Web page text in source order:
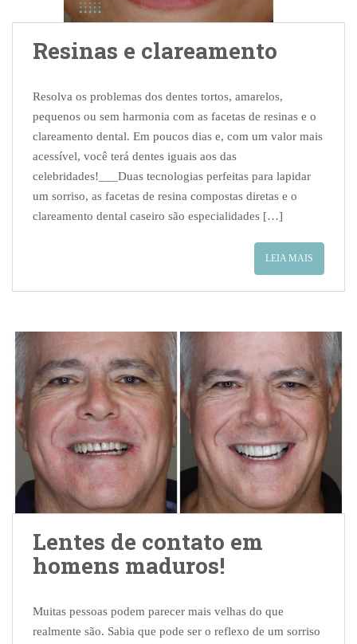
Resinas e clareamento
Resolva os problemas dos dentes tortos, amarelos,
pequenos ou sem harmonia com as facetas de resinas e o
clareamento dental. Em poucos dias e, com um valor mais
acessível, você terá dentes iguais aos das
celebridades!___Duas tecnologias perfeitas para lapidar
um sorriso, as facetas de resina compostas diretas e o
clareamento dental caseiro são especialidades […]
LEIA MAIS
Lentes de contato em
homens maduros!
Muitas pessoas podem parecer mais velhas do que
realmente são. Sabia que pode ser o reflexo de um sorriso